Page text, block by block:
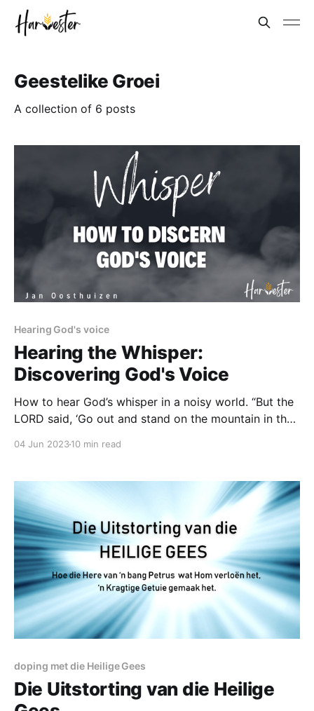
Geestelike Groei
A collection of 6 posts
Hearing God's voice
Hearing the Whisper:
Discovering God's Voice
How to hear God’s whisper in a noisy world. “But the
LORD said, ‘Go out and stand on the mountain in the
04 Jun 202310 min read
doping met die Heilige Gees
Die Uitstorting van die Heilige